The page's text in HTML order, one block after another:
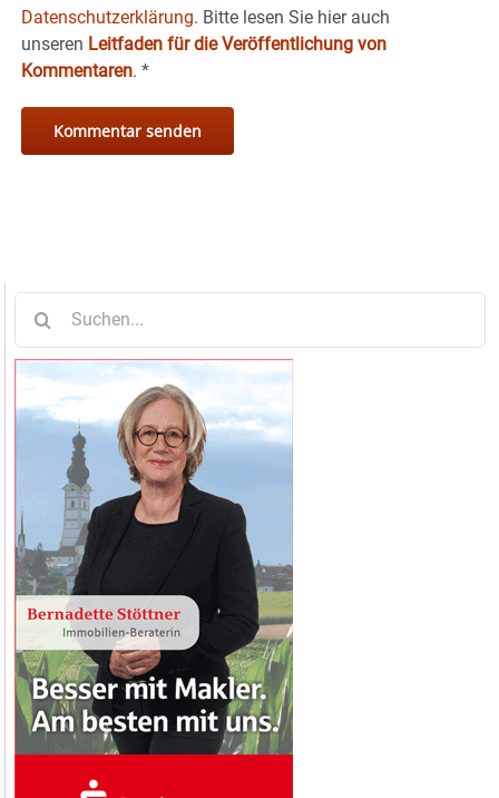
Datenschutzerklärung. Bitte lesen Sie hier auch
unseren Leitfaden für die Veröffentlichung von
Kommentaren. *
nach: